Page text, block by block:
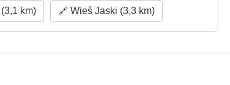
km) Wieś Jaski (3,3 km)